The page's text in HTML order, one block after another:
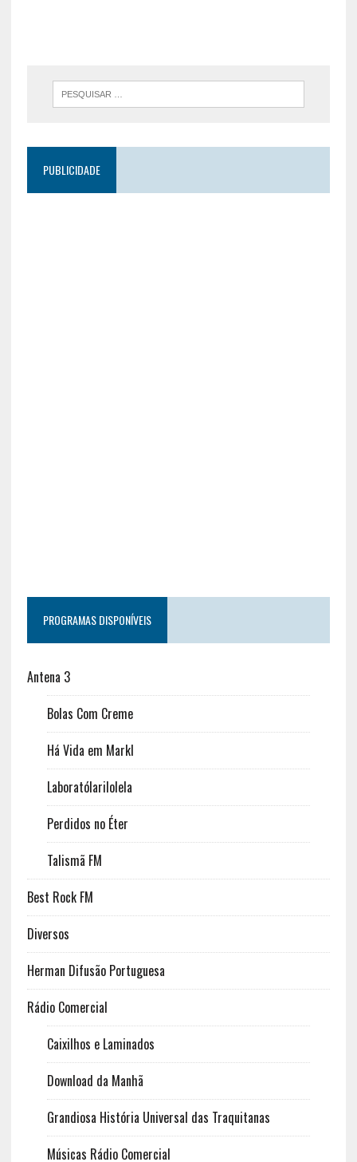
PUBLICIDADE
PROGRAMAS DISPONÍVEIS
Antena 3
Bolas Com Creme
Há Vida em Markl
Laboratólarilolela
Perdidos no Éter
Talismã FM
Best Rock FM
Diversos
Herman Difusão Portuguesa
Rádio Comercial
Caixilhos e Laminados
Download da Manhã
Grandiosa História Universal das Traquitanas
Músicas Rádio Comercial